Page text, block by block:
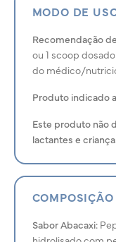
MODO DE
Recomendação
ou 1 scoop
do médico/
Produto indicado
Este produto não
lactantes e
Sabor Abacaxi: